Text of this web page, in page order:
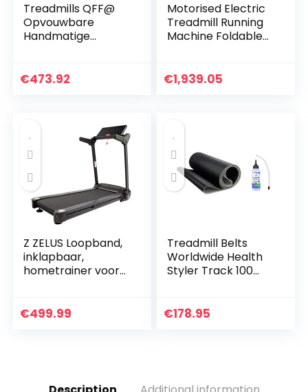
Treadmills QFF@
Opvouwbare
Handmatige
Hoogte Helling Niet
€473.92
Motorised Electric
Treadmill Running
Machine Foldable
Fitness Equipment
€1,939.05
Z ZELUS Loopband,
inklapbaar,
hometrainer voor
programma’s
€499.99
Treadmill Belts
Worldwide Health
Styler Track 100
olie
€178.95